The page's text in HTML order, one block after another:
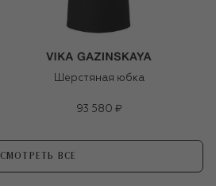
Шерстяная юбка
93 580 ₽
СМОТРЕТЬ ВСЕ